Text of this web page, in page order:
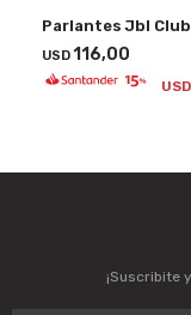
Parlantes Jbl
USD116,00
USD
¡Suscribite